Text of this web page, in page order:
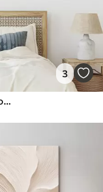
3
Floare abstractă, mare, de un alb cremos, cu petale delicate, dispuse în straturi